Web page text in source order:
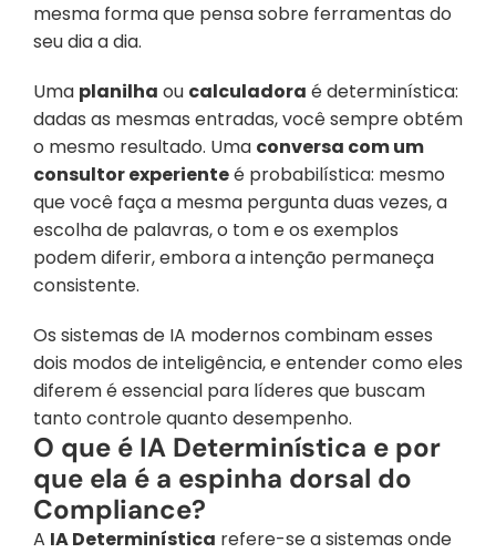
mesma forma que pensa sobre ferramentas do
seu dia a dia.
Uma planilha ou calculadora é determinística:
dadas as mesmas entradas, você sempre obtém
o mesmo resultado. Uma conversa com um
consultor experiente é probabilística: mesmo
que você faça a mesma pergunta duas vezes, a
escolha de palavras, o tom e os exemplos
podem diferir, embora a intenção permaneça
consistente.
Os sistemas de IA modernos combinam esses
dois modos de inteligência, e entender como eles
diferem é essencial para líderes que buscam
tanto controle quanto desempenho.
O que é IA Determinística e por
que ela é a espinha dorsal do
Compliance?
A IA Determinística refere-se a sistemas onde